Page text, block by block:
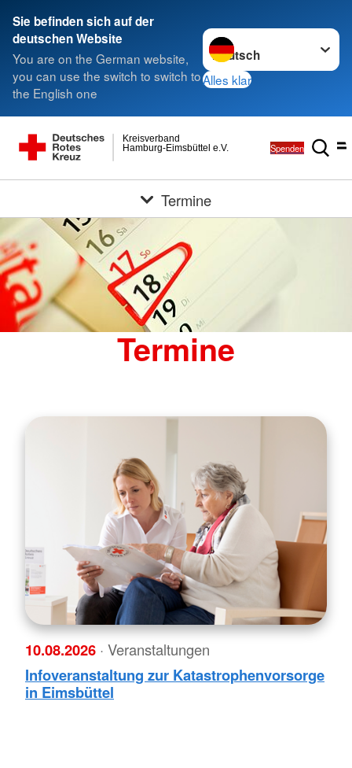
Sie befinden sich auf der
deutschen Website
You are on the German website,
you can use the switch to switch to
the English one
Sprache wechseln zu
Alles klar
Hamburg-Eimsbüttel e.V.
Kreisverband
Spenden
Termine
Termine
10.08.2026 · Veranstaltungen
Infoveranstaltung zur Katastrophenvorsorge
in Eimsbüttel